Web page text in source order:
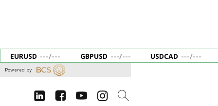
EURUSD ---/--- GBPUSD ---/--- USDCAD ---/---
Powered by
d e g c 2